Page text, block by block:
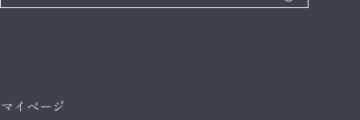
マイページ